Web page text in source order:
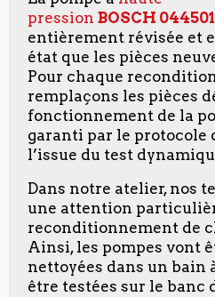
pression BOSCH
entièrement révisée et
état que les pièces
Pour chaque
remplaçons les pièces
fonctionnement de la
garanti par le protocole
l’issue du test
Dans notre atelier, nos
une attention
reconditionnement de
Ainsi, les pompes vont
nettoyées dans un bain
être testées sur le banc